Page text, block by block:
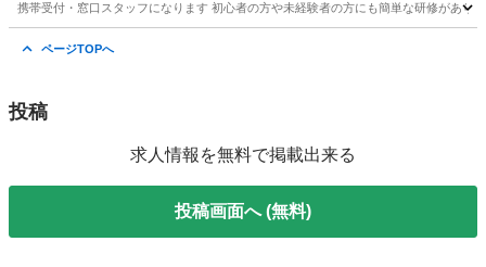
携帯受付・窓口スタッフになります 初心者の方や未経験者の方にも簡単な研修があ
ページTOPへ
投稿
求人情報を無料で掲載出来る
投稿画面へ (無料)